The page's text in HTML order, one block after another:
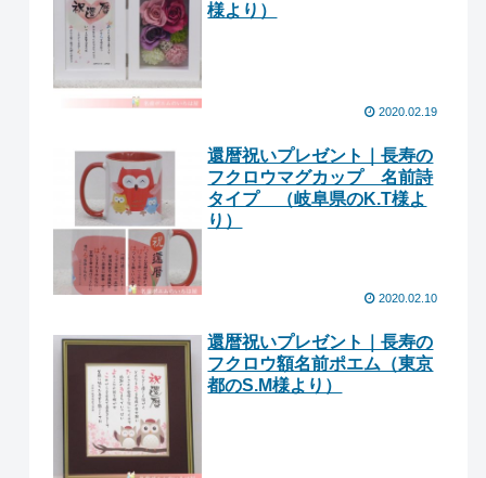
様より ）
2020.02.19
還暦祝いプレゼント｜長寿の
フクロウマグカップ 名前詩
タイプ （岐阜県のK.T様よ
り ）
2020.02.10
還暦祝いプレゼント｜長寿の
フクロウ額名前ポエム（東京
都のS.M様より ）